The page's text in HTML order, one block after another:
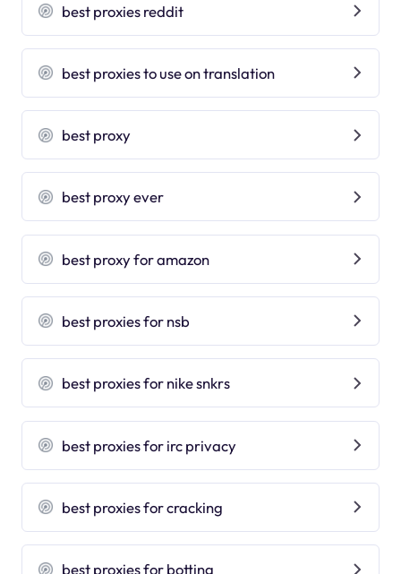
best proxies reddit
best proxies to use on translation
best proxy
best proxy ever
best proxy for amazon
best proxies for nsb
best proxies for nike snkrs
best proxies for irc privacy
best proxies for cracking
best proxies for botting